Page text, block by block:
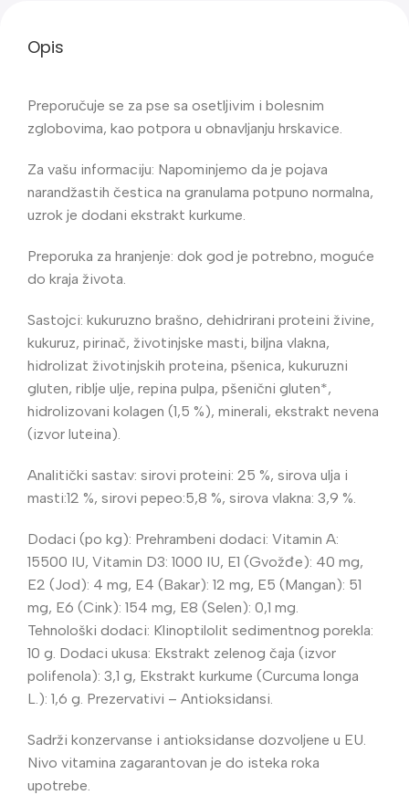
Opis
Preporučuje se za pse sa osetljivim i bolesnim
zglobovima, kao potpora u obnavljanju hrskavice.
Za vašu informaciju: Napominjemo da je pojava
narandžastih čestica na granulama potpuno normalna,
uzrok je dodani ekstrakt kurkume.
Preporuka za hranjenje: dok god je potrebno, moguće
do kraja života.
Sastojci: kukuruzno brašno, dehidrirani proteini živine,
kukuruz, pirinač, životinjske masti, biljna vlakna,
hidrolizat životinjskih proteina, pšenica, kukuruzni
gluten, riblje ulje, repina pulpa, pšenični gluten*,
hidrolizovani kolagen (1,5 %), minerali, ekstrakt nevena
(izvor luteina).
Analitički sastav: sirovi proteini: 25 %, sirova ulja i
masti:12 %, sirovi pepeo:5,8 %, sirova vlakna: 3,9 %.
Dodaci (po kg): Prehrambeni dodaci: Vitamin A:
15500 IU, Vitamin D3: 1000 IU, E1 (Gvožđe): 40 mg,
E2 (Jod): 4 mg, E4 (Bakar): 12 mg, E5 (Mangan): 51
mg, E6 (Cink): 154 mg, E8 (Selen): 0,1 mg.
Tehnološki dodaci: Klinoptilolit sedimentnog porekla:
10 g. Dodaci ukusa: Ekstrakt zelenog čaja (izvor
polifenola): 3,1 g, Ekstrakt kurkume (Curcuma longa
L.): 1,6 g. Prezervativi – Antioksidansi.
Sadrži konzervanse i antioksidanse dozvoljene u EU.
Nivo vitamina zagarantovan je do isteka roka
upotrebe.